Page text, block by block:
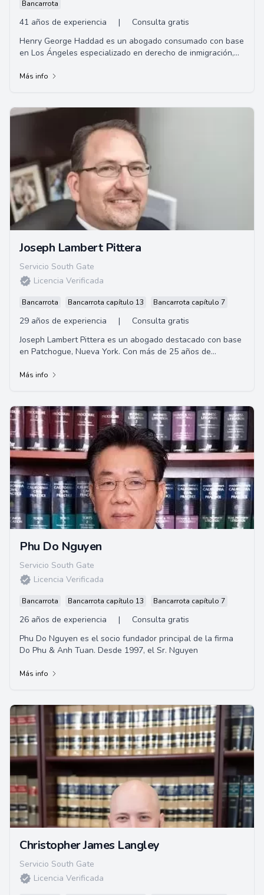
Bancarrota
41 años de experiencia |
Consulta gratis
Henry George Haddad es un abogado consumado con base
en Los Ángeles especializado en derecho de inmigración,
Más info
Joseph Lambert Pittera
Servicio South Gate
Licencia Verificada
Bancarrota Bancarrota capítulo 13 Bancarrota capítulo 7
29 años de experiencia |
Consulta gratis
Joseph Lambert Pittera es un abogado destacado con base
en Patchogue, Nueva York. Con más de 25 años de
Más info
Phu Do Nguyen
Servicio South Gate
Licencia Verificada
Bancarrota Bancarrota capítulo 13 Bancarrota capítulo 7
26 años de experiencia |
Consulta gratis
Phu Do Nguyen es el socio fundador principal de la firma
Do Phu & Anh Tuan. Desde 1997, el Sr. Nguyen
Más info
Christopher James Langley
Servicio South Gate
Licencia Verificada